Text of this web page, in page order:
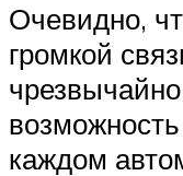
Очевидно,
громкой
каждом